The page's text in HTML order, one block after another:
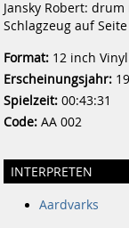
Jansky Robert:
Schlagzeug auf
Format: 12 inch
Erscheinungsjahr:
Spielzeit: 00:43:31
Code: AA 002
INTERPRETEN
Aardvarks